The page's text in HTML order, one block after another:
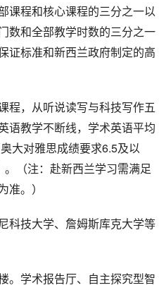
课程和核心课程的三分之一以
数和全部教学时数的三分之一
证标准和新西兰政府制定的高
程，从听说读写与科技写作五
语教学不断线，学术英语平均
大对雅思成绩要求6.5及以
（注：赴新西兰学习需满足
。）
科技大学、詹姆斯库克大学等
。学术报告厅、自主探究型智